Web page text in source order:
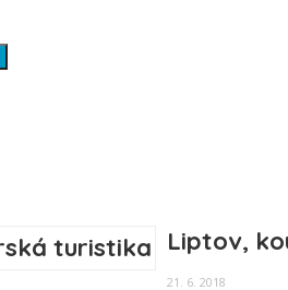
Liptov,
21. 6. 2018